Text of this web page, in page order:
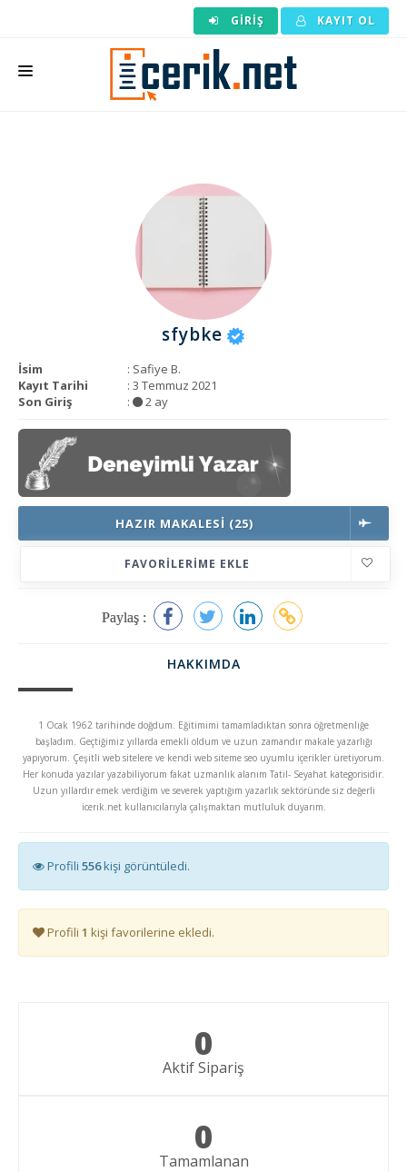
GIRIŞ KAYIT OL
KURUMSAL
sfybke
İsim
: Safiye B.
Kayıt Tarihi
: 3 Temmuz 2021
Son Giriş
: 2 ay
HAZIR MAKALESI (25)
FAVORILERIME EKLE
Paylaş :
HAKKIMDA
1 Ocak 1962 tarihinde doğdum. Eğitimimi tamamladıktan sonra öğretmenliğe
başladım. Geçtiğimiz yıllarda emekli oldum ve uzun zamandır makale yazarlığı
yapıyorum. Çeşitli web sitelere ve kendi web siteme seo uyumlu içerikler üretiyorum.
Her konuda yazılar yazabiliyorum fakat uzmanlık alanım Tatil- Seyahat kategorisidir.
Uzun yıllardır emek verdiğim ve severek yaptığım yazarlık sektöründe siz değerli
icerik.net kullanıcılarıyla çalışmaktan mutluluk duyarım.
Profili 556kişi görüntüledi.
Profili 1 kişi favorilerine ekledi.
0
Aktif Sipariş
0
Tamamlanan